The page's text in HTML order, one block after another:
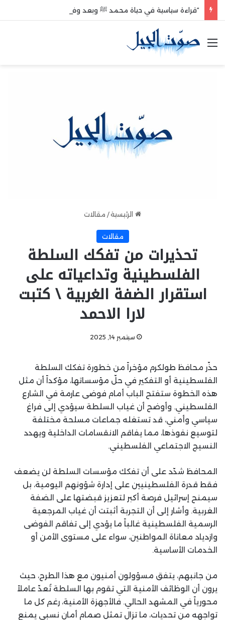
“قراءة سياسية في حياة محمد ﷺ وبعد وفاته”
القائمة
الرئيسية/ مقالات
مقالات
تحذيرات من تفكك السلطة
الفلسطينية وتداعياته على
استقرار الضفة الغربية \ كتبت
لارا الاحمد
سبتمبر 14, 2025
حذّر محافظ طولكرم مؤخراً من خطورة تفكك السلطة
الفلسطينية أو التفكير في حلّ مؤسساتها، مؤكداً أن مثل
هذه الخطوة ستفتح الباب أمام فوضى عارمة في الشارع
الفلسطيني. وأوضح أن غياب السلطة سيؤدي إلى فراغ
سياسي وأمني، قد تستغله جماعات مسلحة مختلفة
لتوسيع نفوذها، مما يفاقم الانقسامات الداخلية ويهدد
النسيج الاجتماعي الفلسطيني.
المحافظ شدّد على أن تفكك مؤسسات السلطة لن يضعف
فقط قدرة الفلسطينيين على إدارة شؤونهم اليومية، بل
سيمنح إسرائيل فرصة أكبر لتعزيز قبضتها على الضفة
الغربية. وأشار إلى أن التجربة أثبتت أن غياب المرجعية
الرسمية الفلسطينية غالباً ما يؤدي إلى تفاقم الفوضى
وازدياد معاناة المواطنين، سواء على مستوى الأمن أو
الخدمات الأساسية.
من جانبهم، يتفق مسؤولون أمنيون مع هذا الطرح، حيث
يرون أن الوظائف الأمنية التي تقوم بها السلطة تُعدّ عاملاً
محورياً في المشهد الحالي. فالأجهزة الأمنية، رغم كل ما
تواجهه من تحديات، ما تزال تمثل صمام أمان نسبي يمنع